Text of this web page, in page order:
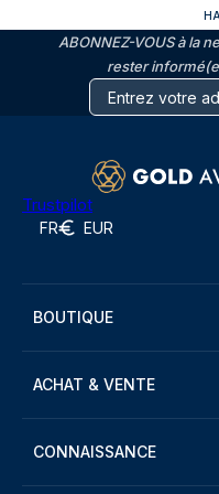
ABONNEZ-VOUS à la
rester
Trustpilot
FR EUR
BOUTIQUE
ACHAT & VENTE
CONNAISSANCE